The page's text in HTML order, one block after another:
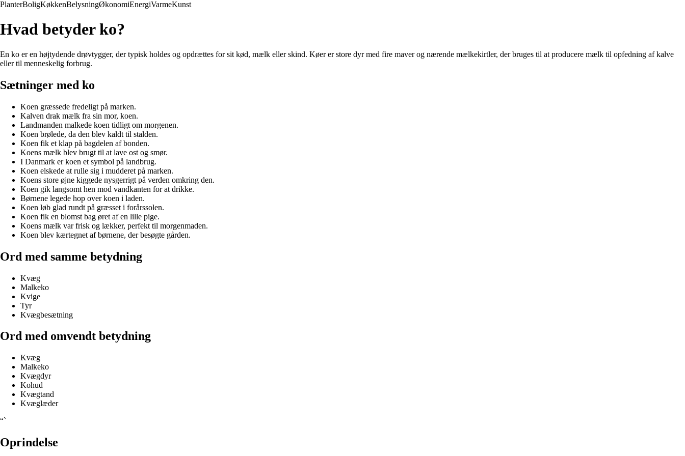
PlanterBoligKøkkenBelysningØkonomiEnergiVarmeKunst
Hvad betyder ko?
En ko er en højtydende drøvtygger, der typisk holdes og opdrættes for sit kød, mælk eller skind. Køer er store dyr med fire maver og nærende mælkekirtler, der bruges til at producere mælk til opfedning af kalve
eller til menneskelig forbrug.
Sætninger med ko
Koen græssede fredeligt på marken.
Kalven drak mælk fra sin mor, koen.
Landmanden malkede koen tidligt om morgenen.
Koen brølede, da den blev kaldt til stalden.
Koen fik et klap på bagdelen af bonden.
Koens mælk blev brugt til at lave ost og smør.
I Danmark er koen et symbol på landbrug.
Koen elskede at rulle sig i mudderet på marken.
Koens store øjne kiggede nysgerrigt på verden omkring den.
Koen gik langsomt hen mod vandkanten for at drikke.
Børnene legede hop over koen i laden.
Koen løb glad rundt på græsset i forårssolen.
Koen fik en blomst bag øret af en lille pige.
Koens mælk var frisk og lækker, perfekt til morgenmaden.
Koen blev kærtegnet af børnene, der besøgte gården.
Ord med samme betydning
Kvæg
Malkeko
Kvige
Tyr
Kvægbesætning
Ord med omvendt betydning
Kvæg
Malkeko
Kvægdyr
Kohud
Kvægtand
Kvæglæder
“`
Oprindelse